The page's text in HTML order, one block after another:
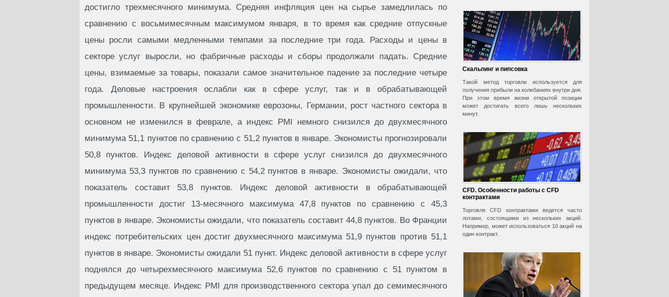
достигло трехмесячного минимума. Средняя инфляция цен на сырье замедлилась по
сравнению с восьмимесячным максимумом января, в то время как средние отпускные
цены росли самыми медленными темпами за последние три года. Расходы и цены в
секторе услуг выросли, но фабричные расходы и сборы продолжали падать. Средние
цены, взимаемые за товары, показали самое значительное падение за последние четыре
года. Деловые настроения ослабли как в сфере услуг, так и в обрабатывающей
промышленности. В крупнейшей экономике еврозоны, Германии, рост частного сектора в
основном не изменился в феврале, а индекс PMI немного снизился до двухмесячного
минимума 51,1 пунктов по сравнению с 51,2 пунктов в январе. Экономисты прогнозировали
50,8 пунктов. Индекс деловой активности в сфере услуг снизился до двухмесячного
минимума 53,3 пунктов по сравнению с 54,2 пунктов в январе. Экономисты ожидали, что
показатель составит 53,8 пунктов. Индекс деловой активности в обрабатывающей
промышленности достиг 13-месячного максимума 47,8 пунктов по сравнению с 45,3
пунктов в январе. Экономисты ожидали, что показатель составит 44,8 пунктов. Во Франции
индекс потребительских цен достиг двухмесячного максимума 51,9 пунктов против 51,1
пунктов в январе. Экономисты ожидали 51 пункт. Индекс деловой активности в сфере услуг
поднялся до четырехмесячного максимума 52,6 пунктов по сравнению с 51 пунктом в
предыдущем месяце. Индекс PMI для производственного сектора упал до семимесячного
Скальпинг и пипсовка
Такой метод торговли используется для
получения прибыли на колебаниях внутри дня.
При этом время жизни открытой позиции
может достигать всего лишь нескольких
минут.
CFD. Особенности работы с CFD
контрактами
Торговля CFD контрактами ведется часто
лотами, состоящими из нескольких акций.
Например, может использоваться 10 акций на
один контракт.